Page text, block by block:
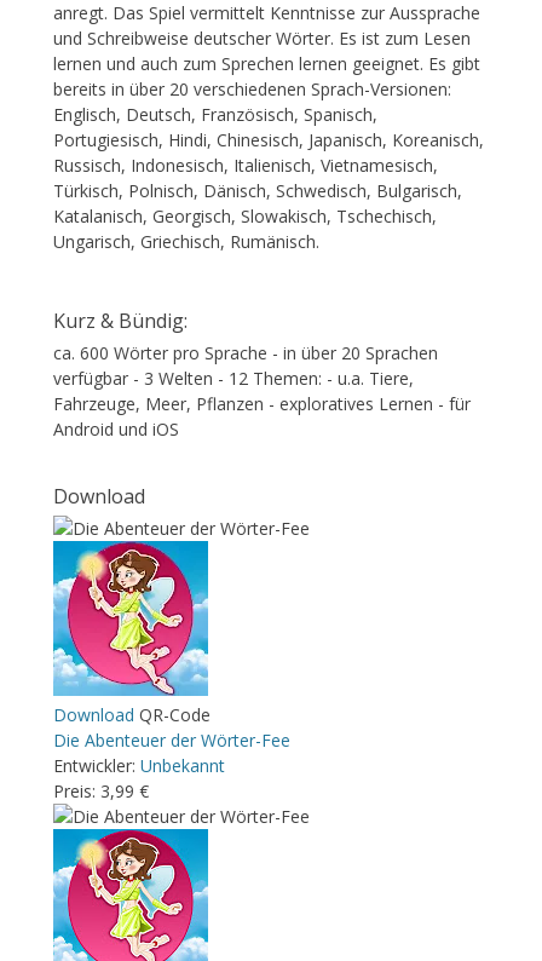
anregt. Das Spiel vermittelt Kenntnisse zur Aussprache
und Schreibweise deutscher Wörter. Es ist zum Lesen
lernen und auch zum Sprechen lernen geeignet. Es gibt
bereits in über 20 verschiedenen Sprach-Versionen:
Englisch, Deutsch, Französisch, Spanisch,
Portugiesisch, Hindi, Chinesisch, Japanisch, Koreanisch,
Russisch, Indonesisch, Italienisch, Vietnamesisch,
Türkisch, Polnisch, Dänisch, Schwedisch, Bulgarisch,
Katalanisch, Georgisch, Slowakisch, Tschechisch,
Ungarisch, Griechisch, Rumänisch.
Kurz & Bündig:
ca. 600 Wörter pro Sprache - in über 20 Sprachen
verfügbar - 3 Welten - 12 Themen: - u.a. Tiere,
Fahrzeuge, Meer, Pflanzen - exploratives Lernen - für
Android und iOS
Download
Download QR-Code
Die Abenteuer der Wörter-Fee
Entwickler: Unbekannt
Preis: 3,99 €